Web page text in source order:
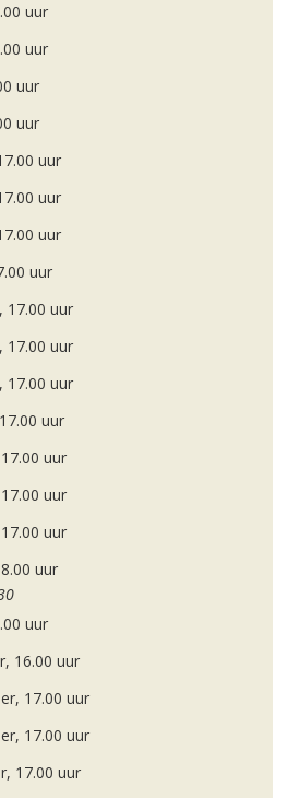
uur
uur
uur
uur
uur
uur
uur
uur
17.00 uur
17.00 uur
17.00 uur
uur
uur
uur
uur
uur
uur
16.00 uur
17.00 uur
17.00 uur
17.00 uur